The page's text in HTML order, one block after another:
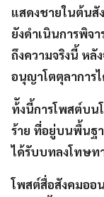
แสดงชายในต้นสั
ยังดำเนินการพิจ
ถึงความจริงนี้ หลั
อนุญาโตตุลาการ
ท้ังนี้การโพสต์บน
ร้าย ที่อยู่บนพื้นฐ
ได้รับบทลงโทษท
โพสต์สื่อสังคมออ